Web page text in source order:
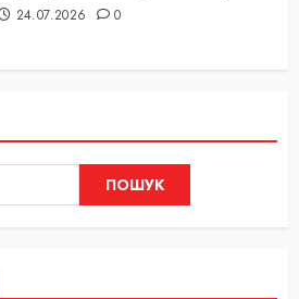
24.07.2026 0
ПОШУК